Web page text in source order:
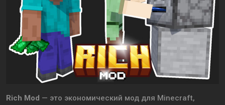
Rich Mod — это экономический мод для Minecraft,